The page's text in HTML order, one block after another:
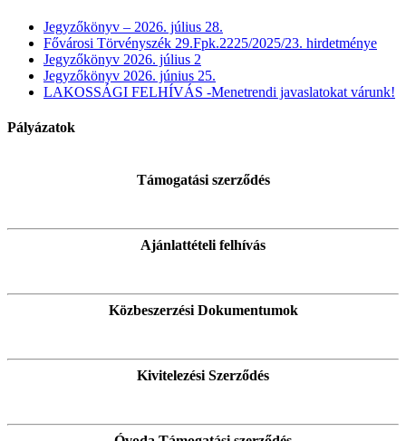
Jegyzőkönyv – 2026. július 28.
Fővárosi Törvényszék 29.Fpk.2225/2025/23. hirdetménye
Jegyzőkönyv 2026. július 2
Jegyzőkönyv 2026. június 25.
LAKOSSÁGI FELHÍVÁS -Menetrendi javaslatokat várunk!
Pályázatok
Támogatási szerződés
Ajánlattételi felhívás
Közbeszerzési Dokumentumok
Kivitelezési Szerződés